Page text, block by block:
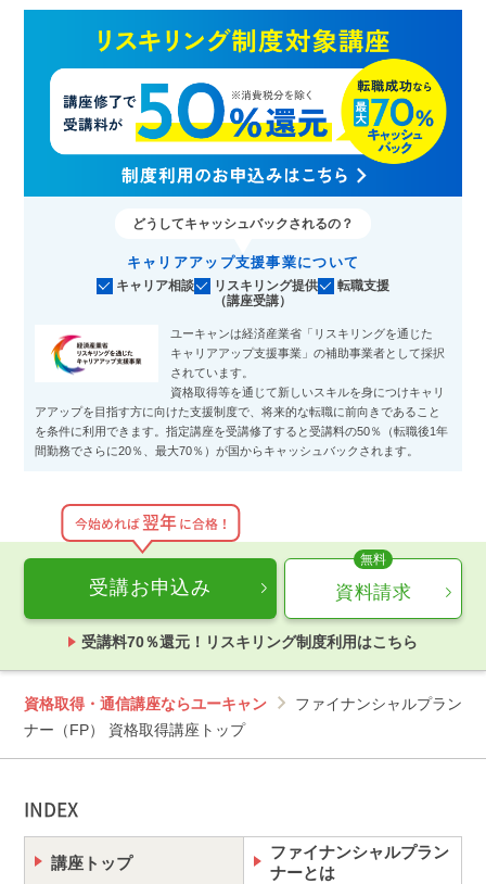
どうしてキャッシュバックされるの？
キャリアアップ支援事業について
キャリア相談
リスキリング提供
（講座受講）
転職支援
ユーキャンは経済産業省「リスキリングを通じた
キャリアアップ支援事業」の補助事業者として採択
されています。
資格取得等を通じて新しいスキルを身につけキャリ
アアップを目指す方に向けた支援制度で、将来的な転職に前向きであること
を条件に利用できます。指定講座を受講修了すると受講料の50％（転職後1年
間勤務でさらに20％、最大70％）が国からキャッシュバックされます。
受講お申込み
今始めれば翌年に合格！
資料請求
受講料70％還元！リスキリング制度利用はこちら
資格取得・通信講座ならユーキャン
ファイナンシャルプラン
ナー（FP） 資格取得講座トップ
INDEX
講座トップ
ファイナンシャルプラン
ナーとは